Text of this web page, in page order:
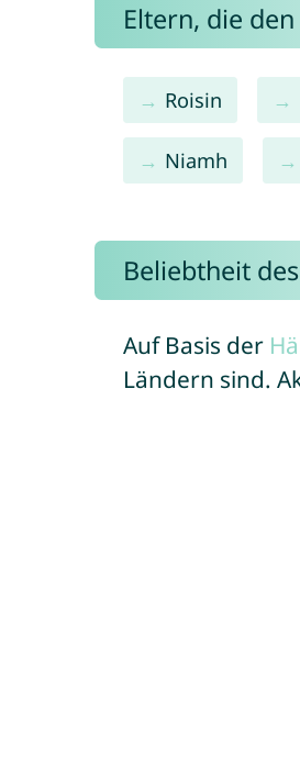
Eltern, die
Roisin
Niamh
Beliebtheit
Auf Basis der
Ländern sind.